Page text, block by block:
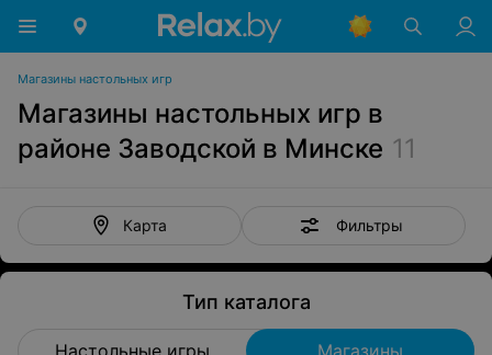
Магазины настольных игр
Магазины настольных игр в
районе Заводской в Минске 11
Карта Фильтры
Тип каталога
Настольные игры Магазины